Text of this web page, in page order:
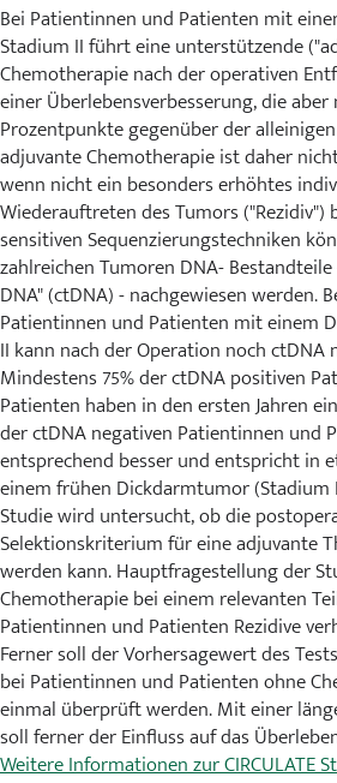
Bei Patientinnen und Patienten mit
Stadium II führt eine unterstützende
Chemotherapie nach der operativen
einer Überlebensverbesserung, die
Prozentpunkte gegenüber der
adjuvante Chemotherapie ist daher
wenn nicht ein besonders erhöhtes
Wiederauftreten des Tumors
sensitiven Sequenzierungstechniken
zahlreichen Tumoren DNA-
DNA" (ctDNA) - nachgewiesen werden.
Patientinnen und Patienten mit einem
II kann nach der Operation noch ctDNA
Mindestens 75% der ctDNA positiven
Patienten haben in den ersten Jahren
der ctDNA negativen Patientinnen und
entsprechend besser und entspricht in
einem frühen Dickdarmtumor (Stadium
Studie wird untersucht, ob die
Selektionskriterium für eine adjuvante
werden kann. Hauptfragestellung der
Chemotherapie bei einem relevanten
Patientinnen und Patienten Rezidive
Ferner soll der Vorhersagewert des
bei Patientinnen und Patienten ohne
einmal überprüft werden. Mit einer
soll ferner der Einfluss auf das
Weitere Informationen zur CIRCULATE